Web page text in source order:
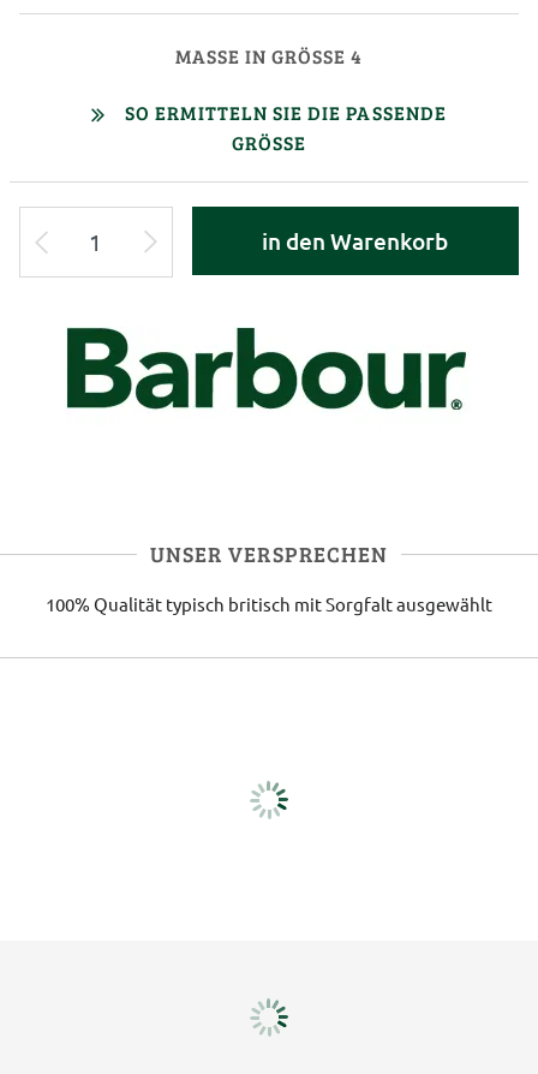
MASSE IN GRÖSSE 4
SO ERMITTELN SIE DIE PASSENDE
GRÖSSE
in den Warenkorb
UNSER VERSPRECHEN
100% Qualität typisch britisch mit Sorgfalt ausgewählt